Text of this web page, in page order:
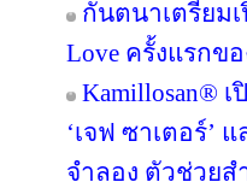
กันตนาเตรียม
Love ครั้งแรกข
Kamillosan®
‘เจฟ ซาเตอร์’
จำลอง ตัวช่วย